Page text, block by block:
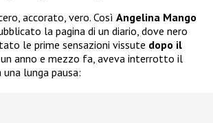
accorato, vero. Così Angelina Mango
la pagina di un diario, dove nero
le prime sensazioni vissute dopo il
un anno e mezzo fa, aveva interrotto il
lunga pausa: